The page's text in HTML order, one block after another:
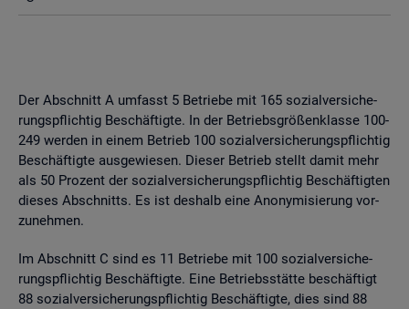
Der Ab­schnitt A um­fasst 5 Be­trie­be mit 165 so­zi­al­ver­si­che­
rungs­pflich­tig Be­schäf­tig­te. In der Be­triebs­grö­ßen­klas­se 100-
249 wer­den in einem Be­trieb 100 so­zi­al­ver­si­che­rungs­pflich­tig
Be­schäf­tig­te aus­ge­wie­sen. Die­ser Be­trieb stellt damit mehr
als 50 Pro­zent der so­zi­al­ver­si­che­rungs­pflich­tig Be­schäf­tig­ten
die­ses Ab­schnitts. Es ist des­halb eine An­ony­mi­sie­rung vor­
zu­neh­men.
Im Ab­schnitt C sind es 11 Be­trie­be mit 100 so­zi­al­ver­si­che­
rungs­pflich­tig Be­schäf­tig­te. Eine Be­triebs­stät­te be­schäf­tigt
88 so­zi­al­ver­si­che­rungs­pflich­tig Be­schäf­tig­te, dies sind 88